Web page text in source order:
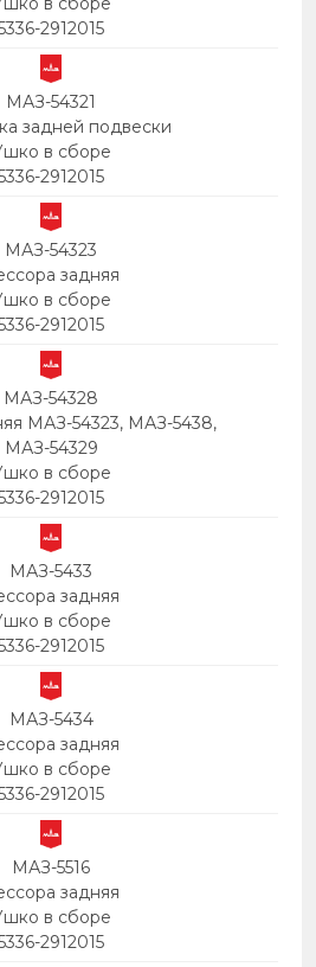
2912015
МАЗ-54321
задней подвески
в сборе
2912015
МАЗ-54323
задняя
в сборе
2912015
МАЗ-54328
МАЗ-54323, МАЗ-5438,
МАЗ-54329
в сборе
2912015
МАЗ-5433
задняя
в сборе
2912015
МАЗ-5434
задняя
в сборе
2912015
МАЗ-5516
задняя
в сборе
2912015